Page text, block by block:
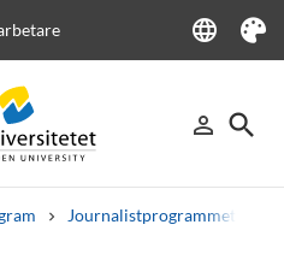
language
Language
Tema
person_outline
Logga in
search
Sök
Journalistprogrammet